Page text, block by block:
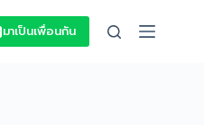
มาเป็นเพื่อนกัน